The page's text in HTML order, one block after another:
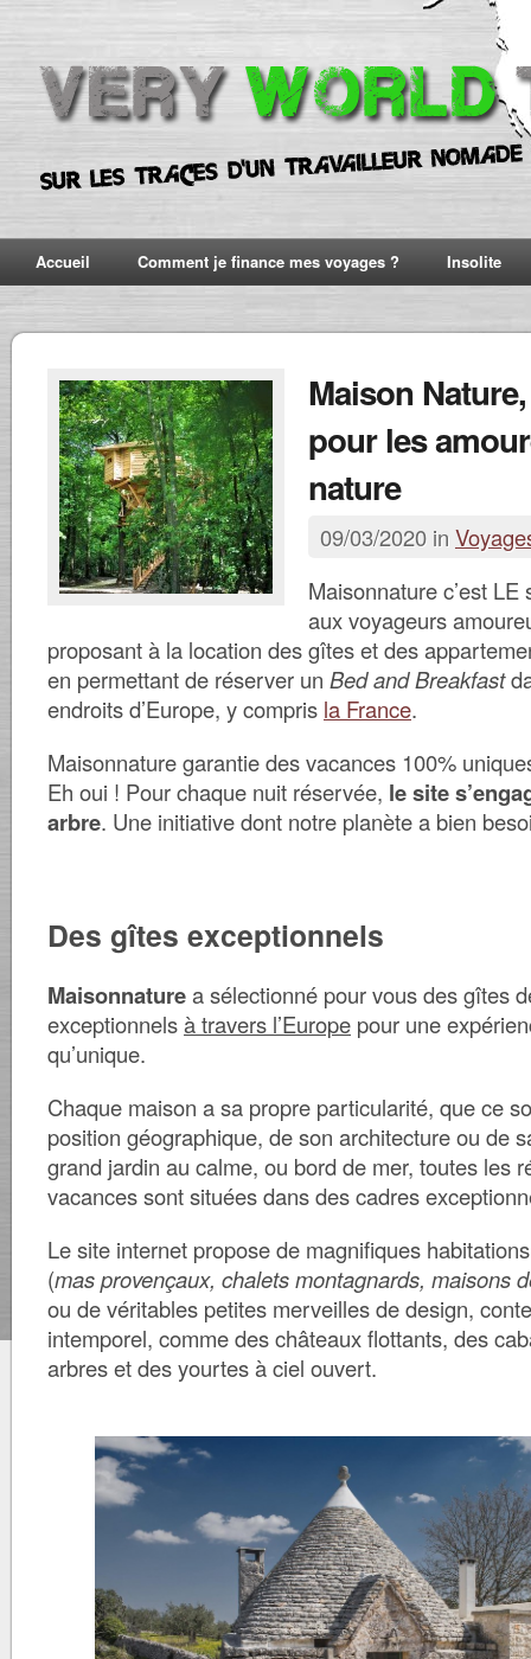
Accueil Comment je finance mes voyages ? Insolite
Maison
pour les
nature
09/03/2020 in
Maisonnature c’est LE
aux voyageurs
proposant à la location des gîtes et des
en permettant de réserver un Bed and Breakfast
endroits d’Europe, y compris la France.
Maisonnature garantie des vacances 100%
Eh oui ! Pour chaque nuit réservée, le site
arbre. Une initiative dont notre planète a bien
Des gîtes exceptionnels
Maisonnaturea sélectionné pour vous des gîtes
exceptionnelsà travers l’Europe pour une
qu’unique.
Chaque maison a sa propre particularité, que ce
position géographique, de son architecture ou de
grand jardin au calme, ou bord de mer, toutes les
vacances sont situées dans des cadres
Le site internet propose de magnifiques
(mas provençaux, chalets montagnards, maisons
ou de véritables petites merveilles de design,
intemporel, comme des châteaux flottants, des
arbres et des yourtes à ciel ouvert.